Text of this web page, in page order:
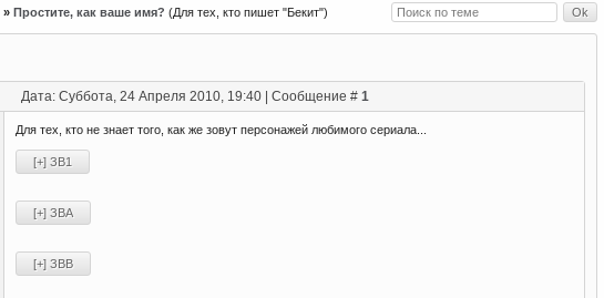
» Простите, как ваше имя? (Для тех, кто пишет "Бекит")
Дата: Суббота, 24 Апреля 2010, 19:40 | Сообщение # 1
Для тех, кто не знает того, как же зовут персонажей любимого сериала...